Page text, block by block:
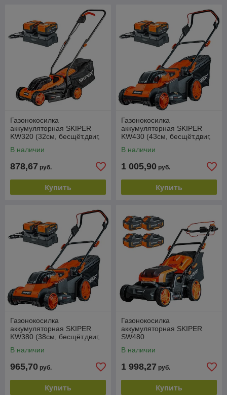
Газонокосилка
аккумуляторная SKIPER
KW320 (32см, бесщёт.двиг,
В наличии
878,67 руб.
Купить
Газонокосилка
аккумуляторная SKIPER
KW430 (43см, бесщёт.двиг,
2акк*21В*4А/ч)
В наличии
1 005,90 руб.
Купить
Газонокосилка
аккумуляторная SKIPER
KW380 (38см, бесщёт.двиг,
2акк*21В*4А/ч)
В наличии
965,70 руб.
Купить
Газонокосилка
аккумуляторная SKIPER
SW480
мульч.,4акк*21В*4А/ч)
В наличии
1 998,27 руб.
Купить